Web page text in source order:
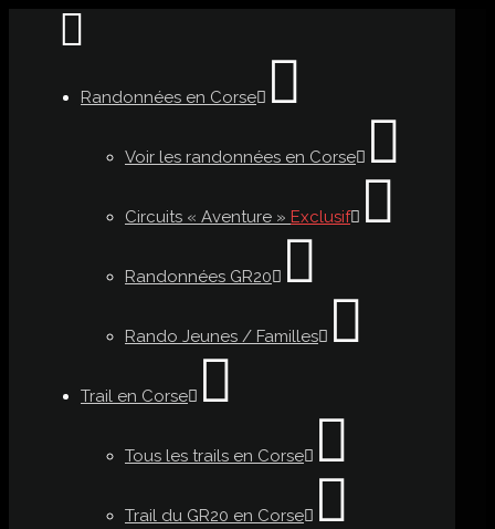
Randonnées en Corse
Voir les randonnées en Corse
Circuits « Aventure » Exclusif
Randonnées GR20
Rando Jeunes / Familles
Trail en Corse
Tous les trails en Corse
Trail du GR20 en Corse